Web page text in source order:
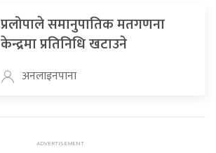
प्रलोपाले समानुपातिक मतगणना
केन्द्रमा प्रतिनिधि खटाउने
अनलाइनपाना